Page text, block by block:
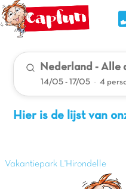
Nederland - Alle
14/05 - 17/05 - 4
Hier is de lijst van
Vakantiepark L'Hirondelle